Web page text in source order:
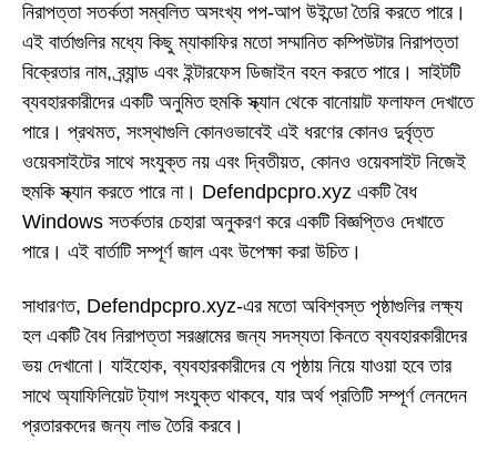
নিরাপত্তা সতর্কতা সম্বলিত অসংখ্য পপ-আপ উইন্ডো তৈরি করতে পারে।
এই বার্তাগুলির মধ্যে কিছু ম্যাকাফির মতো সম্মানিত কম্পিউটার নিরাপত্তা
বিক্রেতার নাম, ব্র্যান্ড এবং ইন্টারফেস ডিজাইন বহন করতে পারে। সাইটটি
ব্যবহারকারীদের একটি অনুমিত হুমকি স্ক্যান থেকে বানোয়াট ফলাফল দেখাতে
পারে। প্রথমত, সংস্থাগুলি কোনওভাবেই এই ধরণের কোনও দুর্বৃত্ত
ওয়েবসাইটের সাথে সংযুক্ত নয় এবং দ্বিতীয়ত, কোনও ওয়েবসাইট নিজেই
হুমকি স্ক্যান করতে পারে না। Defendpcpro.xyz একটি বৈধ
Windows সতর্কতার চেহারা অনুকরণ করে একটি বিজ্ঞপ্তিও দেখাতে
পারে। এই বার্তাটি সম্পূর্ণ জাল এবং উপেক্ষা করা উচিত।
সাধারণত, Defendpcpro.xyz-এর মতো অবিশ্বস্ত পৃষ্ঠাগুলির লক্ষ্য
হল একটি বৈধ নিরাপত্তা সরঞ্জামের জন্য সদস্যতা কিনতে ব্যবহারকারীদের
ভয় দেখানো। যাইহোক, ব্যবহারকারীদের যে পৃষ্ঠায় নিয়ে যাওয়া হবে তার
সাথে অ্যাফিলিয়েট ট্যাগ সংযুক্ত থাকবে, যার অর্থ প্রতিটি সম্পূর্ণ লেনদেন
প্রতারকদের জন্য লাভ তৈরি করবে।